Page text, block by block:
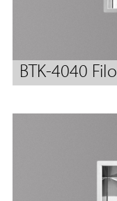
BTK-4040 Filo